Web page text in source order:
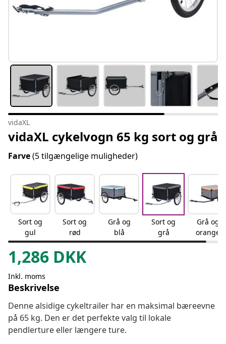
vidaXL
vidaXL cykelvogn 65 kg sort og grå
Farve(5 tilgængelige muligheder)
Sort og
gul
Sort og
rød
Grå og
blå
Sort og
grå
Grå og
orange
1,286 DKK
Inkl. moms
Beskrivelse
Denne alsidige cykeltrailer har en maksimal bæreevne
på 65 kg. Den er det perfekte valg til lokale
pendlerture eller længere ture.